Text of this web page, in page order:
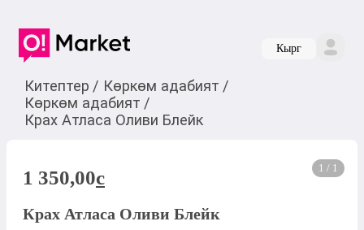
Кырг
Китептер / Көркөм адабият /
Көркөм адабият /
Крах Атласа Оливи Блейк
1 / 1
1 350,00c
Крах Атласа Оливи Блейк